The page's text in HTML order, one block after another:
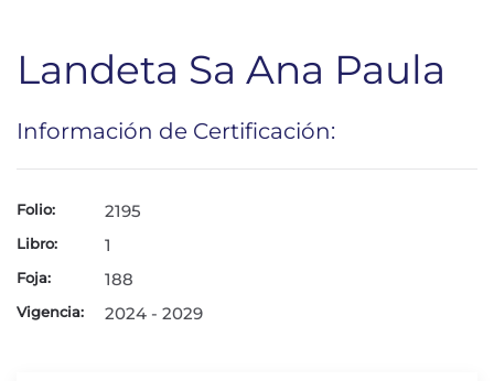
Landeta Sa Ana Paula
Información de Certificación:
Folio: 2195
Libro: 1
Foja: 188
Vigencia: 2024 - 2029